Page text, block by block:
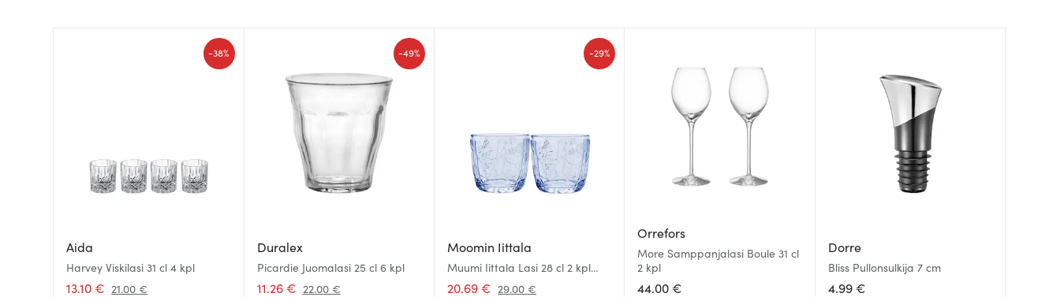
Aida
Harvey Viskilasi 31 cl 4 kpl
13.10 € 21.00 €
-38%
Duralex
Picardie Juomalasi 25 cl 6 kpl
11.26 € 22.00 €
-49%
Moomin Iittala
Muumi Iittala Lasi 28 cl 2 kpl
Aqua
20.69 € 29.00 €
-29%
Orrefors
More Samppanjalasi Boule 31 cl
2 kpl
44.00 €
Dorre
Bliss Pullonsulkija 7 cm
4.99 €